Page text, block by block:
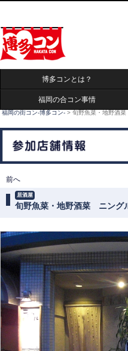
博多コンとは？
福岡の合コン事情
福岡の街コン-博多コン- > 旬野魚菜・地野酒
投稿ナビゲーション
前へ
旬野魚菜・地野酒菜 ニング
居酒屋